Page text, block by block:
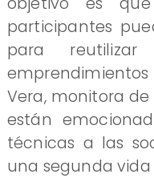
participantes
para
Vera, monitora
están
técnicas a las
una segunda vida